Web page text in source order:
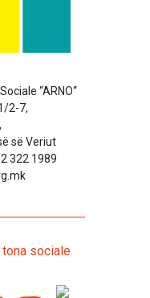
“ARNO“
2-7,
së Veriut
322 1989
sociale